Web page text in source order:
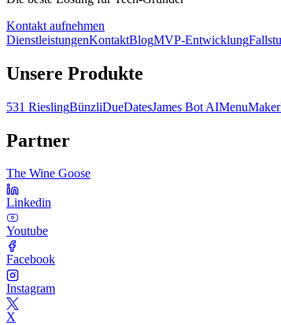
Kontakt aufnehmen
DienstleistungenKontaktBlogMVP-Entwicklung
Unsere Produkte
531 RieslingBünzliDueDatesJames Bot AIMenuMaker
Partner
The Wine Goose
Linkedin
Youtube
Facebook
Instagram
X